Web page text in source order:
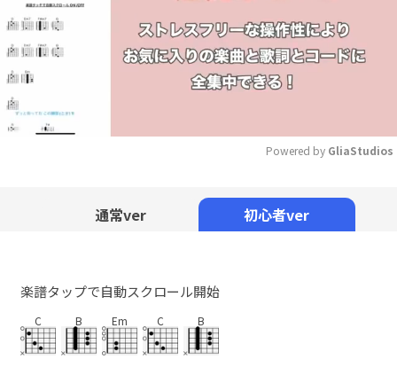
Powered by GliaStudios
通常ver 初心者ver
楽譜タップで自動スクロール開始
C B Em C B